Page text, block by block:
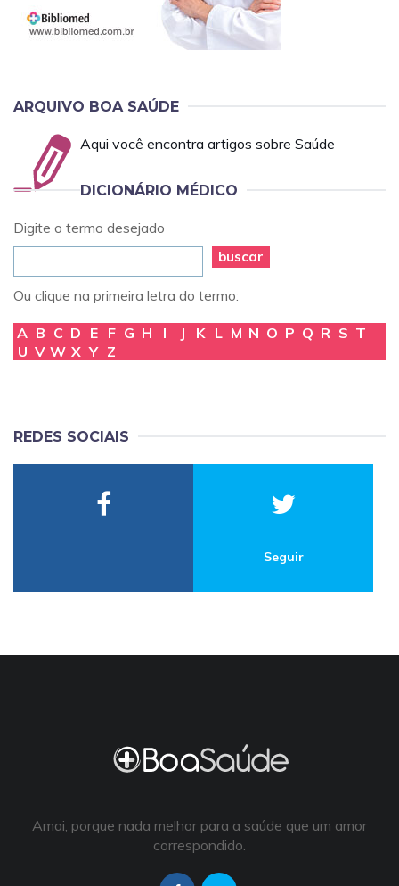
ARQUIVO BOA SAÚDE
Aqui você encontra artigos sobre Saúde
DICIONÁRIO MÉDICO
Digite o termo desejado
buscar
Ou clique na primeira letra do termo:
A B C D E F G H I J K L M N O P Q R S T
U V W X Y Z
REDES SOCIAIS
Seguir
Amai, porque nada melhor para a saúde que um amor
correspondido.